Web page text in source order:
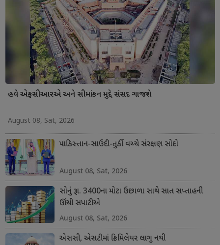
હવે એફસીઆરએ અને સીમાંકન મુદ્દે સંસદ ગાજશે
August 08, Sat, 2026
પાકિસ્તાન-સાઉદી-તુર્કી વચ્ચે સંરક્ષણ સોદો
August 08, Sat, 2026
સોનું રૂા. 3400ના મોટા ઉછાળા સાથે સાત સપ્તાહની
ઊંચી સપાટીએ
August 08, Sat, 2026
એસસી, એસટીમાં ક્રિમિલેયર લાગુ નથી